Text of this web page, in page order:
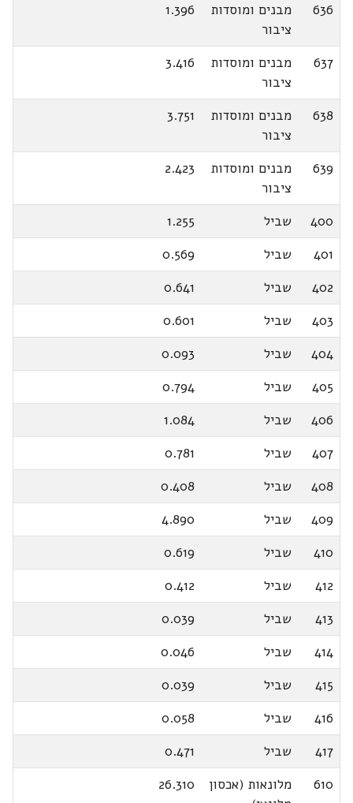
636
מבנים ומוסדות
ציבור
1.396
637
מבנים ומוסדות
ציבור
3.416
638
מבנים ומוסדות
ציבור
3.751
639
מבנים ומוסדות
ציבור
2.423
400 שביל
1.255
401
שביל
0.569
402
שביל
0.641
403
שביל
0.601
404
שביל
0.093
405
שביל
0.794
406
שביל
1.084
407
שביל
0.781
408
שביל
0.408
409
שביל
4.890
410
שביל
0.619
412
שביל
0.412
413
שביל
0.039
414
שביל
0.046
415
שביל
0.039
416
שביל
0.058
417
שביל
0.471
610
מלונאות (אכסון
26.310